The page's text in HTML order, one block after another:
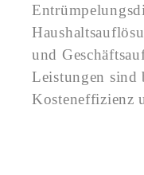
und
Leistungen sind
Kosteneffizienz